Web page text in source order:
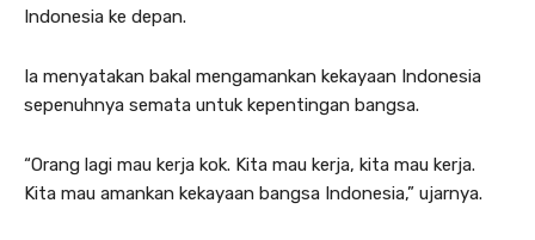
Indonesia ke depan.
Ia menyatakan bakal mengamankan kekayaan Indonesia
sepenuhnya semata untuk kepentingan bangsa.
“Orang lagi mau kerja kok. Kita mau kerja, kita mau kerja.
Kita mau amankan kekayaan bangsa Indonesia,” ujarnya.